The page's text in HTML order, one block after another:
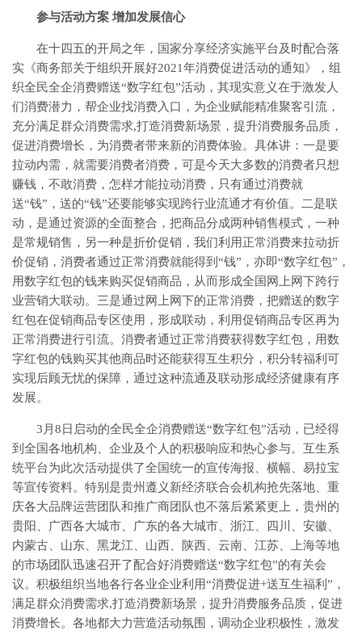
参与活动方案 增加发展信心
在十四五的开局之年，国家分享经济实施平台及时配合落
实《商务部关于组织开展好2021年消费促进活动的通知》，组
织全民全企消费赠送“数字红包”活动，其现实意义在于激发人
们消费潜力，帮企业找消费入口，为企业赋能精准聚客引流，
充分满足群众消费需求,打造消费新场景，提升消费服务品质，
促进消费增长，为消费者带来新的消费体验。具体讲：一是要
拉动内需，就需要消费者消费，可是今天大多数的消费者只想
赚钱，不敢消费，怎样才能拉动消费，只有通过消费就
送“钱”，送的“钱”还要能够实现跨行业流通才有价值。二是联
动，是通过资源的全面整合，把商品分成两种销售模式，一种
是常规销售，另一种是折价促销，我们利用正常消费来拉动折
价促销，消费者通过正常消费就能得到“钱”，亦即“数字红包”，
用数字红包的钱来购买促销商品，从而形成全国网上网下跨行
业营销大联动。三是通过网上网下的正常消费，把赠送的数字
红包在促销商品专区使用，形成联动，利用促销商品专区再为
正常消费进行引流。消费者通过正常消费获得数字红包，用数
字红包的钱购买其他商品时还能获得互生积分，积分转福利可
实现后顾无忧的保障，通过这种流通及联动形成经济健康有序
发展。
3月8日启动的全民全企消费赠送“数字红包”活动，已经得
到全国各地机构、企业及个人的积极响应和热心参与。互生系
统平台为此次活动提供了全国统一的宣传海报、横幅、易拉宝
等宣传资料。特别是贵州遵义新经济联合会机构抢先落地、重
庆各大品牌运营团队和推广商团队也不落后紧紧更上，贵州的
贵阳、广西各大城市、广东的各大城市、浙江、四川、安徽、
内蒙古、山东、黑龙江、山西、陕西、云南、江苏、上海等地
的市场团队迅速召开了配合好消费赠送“数字红包”的有关会
议。积极组织当地各行各业企业利用“消费促进+送互生福利”，
满足群众消费需求,打造消费新场景，提升消费服务品质，促进
消费增长。各地都大力营造活动氛围，调动企业积极性，激发